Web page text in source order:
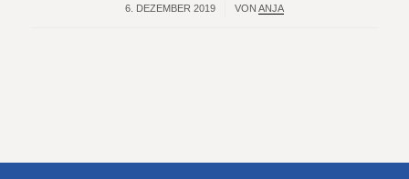
6. DEZEMBER 2019
/ VON ANJA